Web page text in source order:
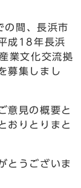
間、長浜市
成18年長浜
業文化交流拠
募集しまし
意見の概要と
おりとりまと
とうございま